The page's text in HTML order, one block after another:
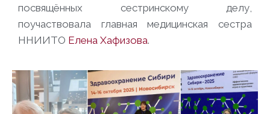
посвящённых сестринскому делу,
поучаствовала главная медицинская сестра
ННИИТО Елена Хафизова.